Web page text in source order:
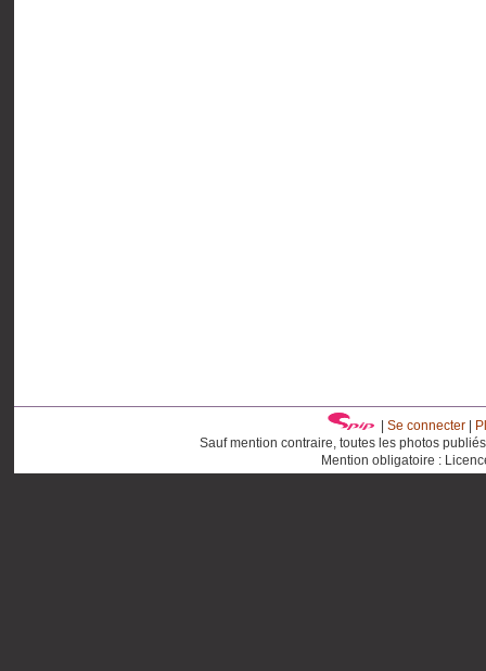
Se connecter|
Sauf mention contraire, toutes les photos
Mention obligatoire :